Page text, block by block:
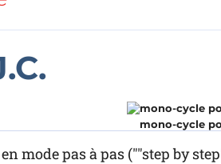
mono-cycle
mode pas à pas (""step by